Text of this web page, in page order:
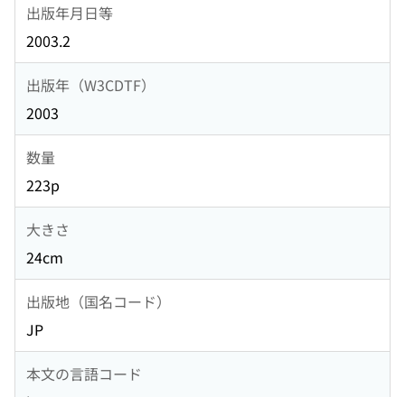
出版年月日等
2003.2
出版年（W3CDTF）
2003
数量
223p
大きさ
24cm
出版地（国名コード）
JP
本文の言語コード